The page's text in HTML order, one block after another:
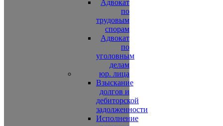
Адвокат
по
трудовым
спорам
Адвокат
по
уголовным
делам
юр. лица
Взыскание
долгов и
дебиторской
задолженности
Исполнение